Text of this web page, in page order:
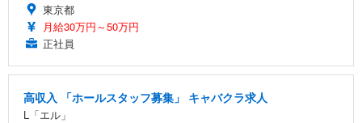
東京都
月給30万円～50万円
正社員
高収入 「ホールスタッフ募集」 キャバクラ求人
L「エル」